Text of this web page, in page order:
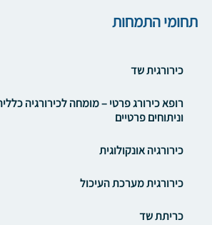
תחומי התמחות
כירורגית שד
רופא כירורג פרטי – מומחה לכירורגיה
וניתוחים פרטיים
כירורגיה אונקולוגית
כירורגית מערכת העיכול
כריתת שד